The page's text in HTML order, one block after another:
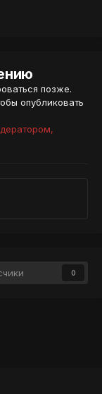
позже.
опубликовать
0